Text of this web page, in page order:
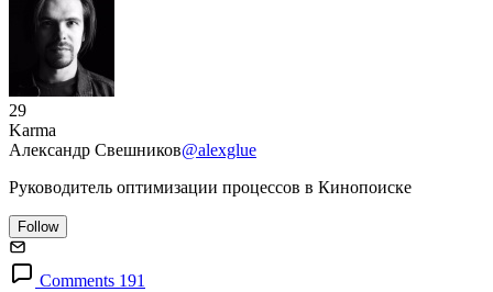
29
Karma
Александр Свешников@alexglue
Руководитель оптимизации процессов в Кинопоиске
Follow
Comments 191